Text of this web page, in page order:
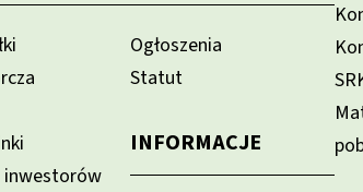
Ogłoszenia
Statut
INFORMACJE